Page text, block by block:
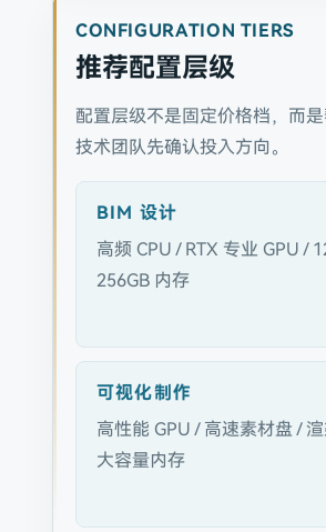
CONFIGURATION TIERS
推荐配置层级
配置层级不是固定价格档，而
技术团队先确认投入方向。
BIM 设计
高频 CPU / RTX 专业 GPU /
256GB 内存
可视化制作
高性能 GPU / 高速素材盘 /
大容量内存